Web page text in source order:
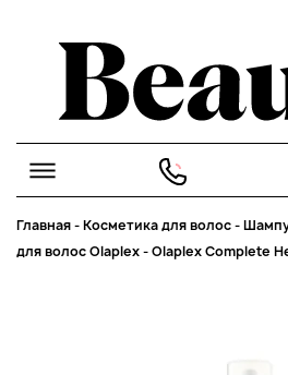
Главная-Косметика для волос-
для волос Olaplex-Olaplex Complete